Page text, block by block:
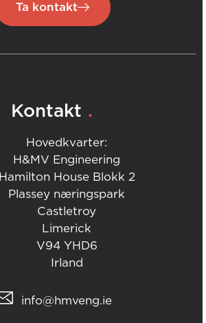
Ta kontakt
Kontakt .
Hovedkvarter:
H&MV Engineering
Hamilton House Blokk 2
Plassey næringspark
Castletroy
Limerick
V94 YHD6
Irland
info@hmveng.ie